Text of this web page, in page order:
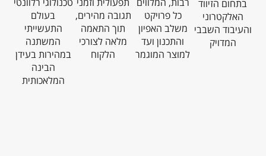
בתחום הזיווד
האלקטרוני
והעיבוד השבבי
המדויק
כל פרויקט
משלב האפיון
והתכנון ועד
למוצר המוגמר
תגובה מהירים,
תוך התאמה
מלאה לצורכי
הלקוח
בעולם
התעשייתי
המשתנה
במהירות בעידן
הבינה
המלאכותית